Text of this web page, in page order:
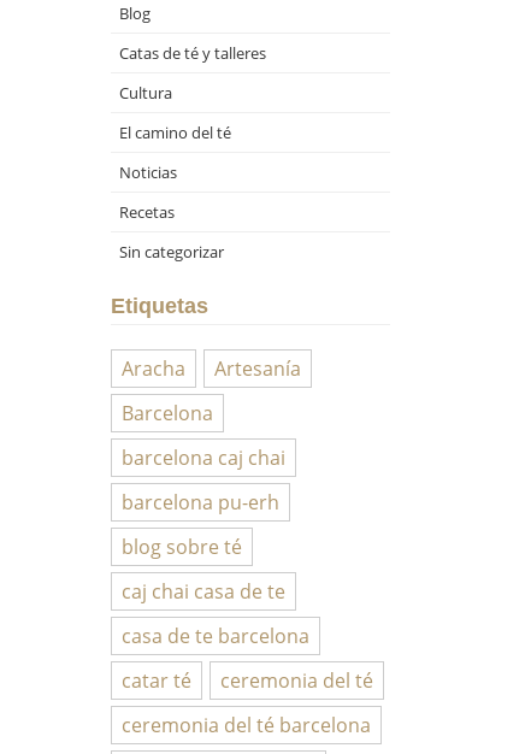
Blog
Catas de té y talleres
Cultura
El camino del té
Noticias
Recetas
Sin categorizar
Etiquetas
Aracha
Artesanía
Barcelona
barcelona caj chai
barcelona pu-erh
blog sobre té
caj chai casa de te
casa de te barcelona
catar té
ceremonia del té
ceremonia del té barcelona